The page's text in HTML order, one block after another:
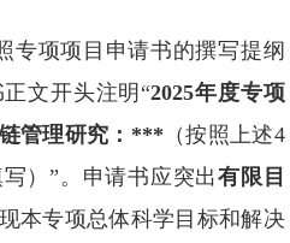
项项目申请书的撰写提纲
文开头注明“2025年度专项
管理研究： *** （按照上述4
）”。申请书应突出有限目
本专项总体科学目标和解决